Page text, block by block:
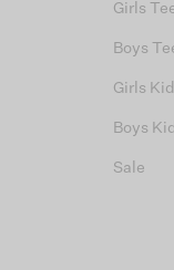
Girls
Boys
Girls
Boys
Sale